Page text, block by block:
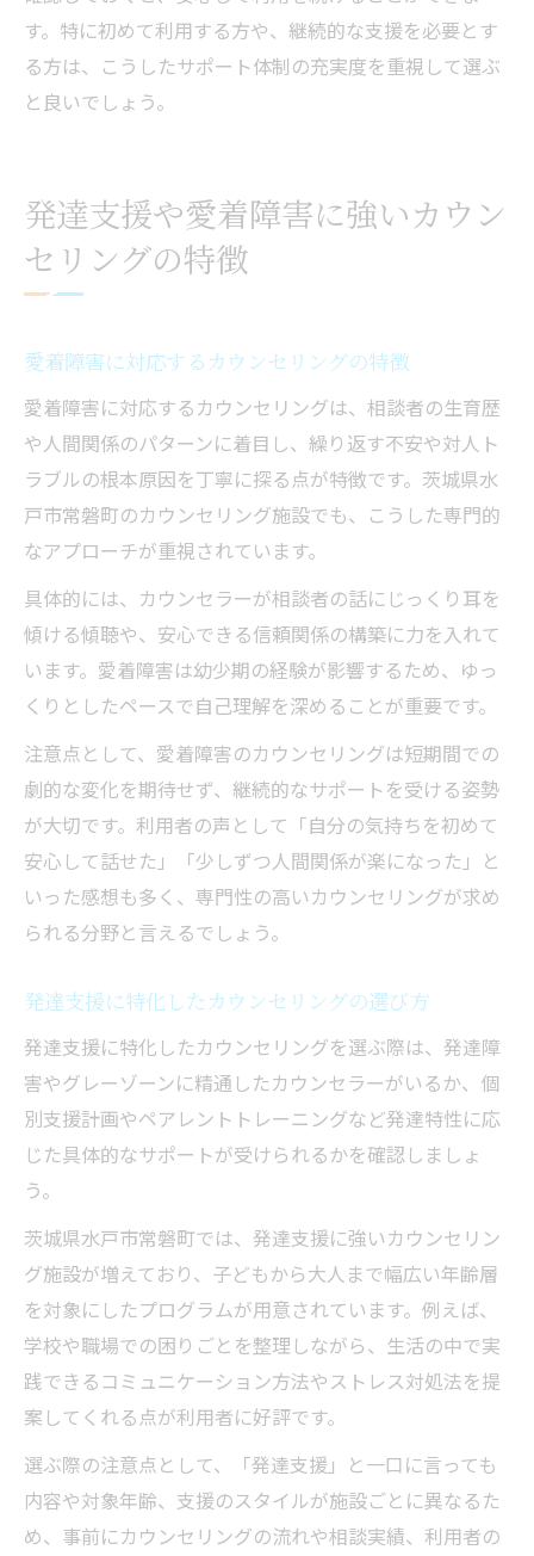
す。特に初めて利用する方や、継続的な支援を必要とす
る方は、こうしたサポート体制の充実度を重視して選ぶ
と良いでしょう。
発達支援や愛着障害に強いカウン
セリングの特徴
愛着障害に対応するカウンセリングの特徴
愛着障害に対応するカウンセリングは、相談者の生育歴
や人間関係のパターンに着目し、繰り返す不安や対人ト
ラブルの根本原因を丁寧に探る点が特徴です。茨城県水
戸市常磐町のカウンセリング施設でも、こうした専門的
なアプローチが重視されています。
具体的には、カウンセラーが相談者の話にじっくり耳を
傾ける傾聴や、安心できる信頼関係の構築に力を入れて
います。愛着障害は幼少期の経験が影響するため、ゆっ
くりとしたペースで自己理解を深めることが重要です。
注意点として、愛着障害のカウンセリングは短期間での
劇的な変化を期待せず、継続的なサポートを受ける姿勢
が大切です。利用者の声として「自分の気持ちを初めて
安心して話せた」「少しずつ人間関係が楽になった」と
いった感想も多く、専門性の高いカウンセリングが求め
られる分野と言えるでしょう。
発達支援に特化したカウンセリングの選び方
発達支援に特化したカウンセリングを選ぶ際は、発達障
害やグレーゾーンに精通したカウンセラーがいるか、個
別支援計画やペアレントトレーニングなど発達特性に応
じた具体的なサポートが受けられるかを確認しましょ
う。
茨城県水戸市常磐町では、発達支援に強いカウンセリン
グ施設が増えており、子どもから大人まで幅広い年齢層
を対象にしたプログラムが用意されています。例えば、
学校や職場での困りごとを整理しながら、生活の中で実
践できるコミュニケーション方法やストレス対処法を提
案してくれる点が利用者に好評です。
選ぶ際の注意点として、「発達支援」と一口に言っても
内容や対象年齢、支援のスタイルが施設ごとに異なるた
め、事前にカウンセリングの流れや相談実績、利用者の